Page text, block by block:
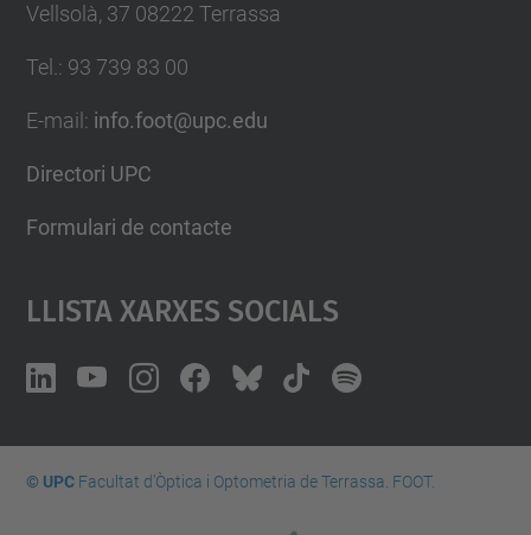
Vellsolà, 37 08222 Terrassa
Tel. : 93 739 83 00
E-mail : info.foot@upc.edu
Directori UPC
Formulari de contacte
Llista Xarxes Socials
© UPCFacultat d'Òptica i Optometria de Terrassa. FOOT.